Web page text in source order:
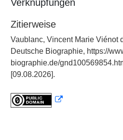
Verknüpfungen
Zitierweise
Vaublanc, Vincent Marie Viénot
Deutsche Biographie, https://
biographie.de/
[09.08.2026].